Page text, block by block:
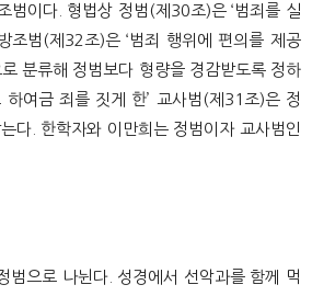
색
범이다. 형법상 정범(제30조)은 ‘범죄를 실
조범(제32조)은 ‘범죄 행위에 편의를 제공
분류해 정범보다 형량을 경감받도록 정하
하여금 죄를 짓게 한’ 교사범(제31조)은 정
다. 한학자와 이만희는 정범이자 교사범인
범으로 나뉜다. 성경에서 선악과를 함께 먹